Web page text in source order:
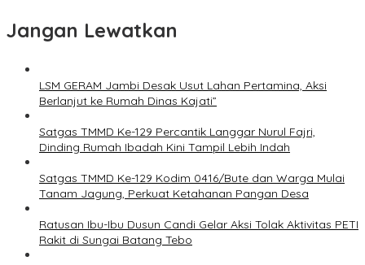
Jangan Lewatkan
LSM GERAM Jambi Desak Usut Lahan Pertamina, Aksi
Berlanjut ke Rumah Dinas Kajati”
Satgas TMMD Ke-129 Percantik Langgar Nurul Fajri,
Dinding Rumah Ibadah Kini Tampil Lebih Indah
Satgas TMMD Ke-129 Kodim 0416/Bute dan Warga Mulai
Tanam Jagung, Perkuat Ketahanan Pangan Desa
Ratusan Ibu-Ibu Dusun Candi Gelar Aksi Tolak Aktivitas PETI
Rakit di Sungai Batang Tebo